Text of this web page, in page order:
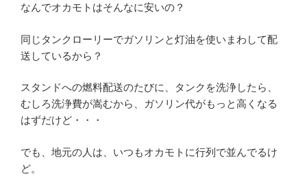
なんでオカモトはそんなに安いの？
同じタンクローリーでガソリンと灯油を使いまわして配
送しているから？
スタンドへの燃料配送のたびに、タンクを洗浄したら、
むしろ洗浄費が嵩むから、ガソリン代がもっと高くなる
はずだけど・・・
でも、地元の人は、いつもオカモトに行列で並んでるけ
ど。